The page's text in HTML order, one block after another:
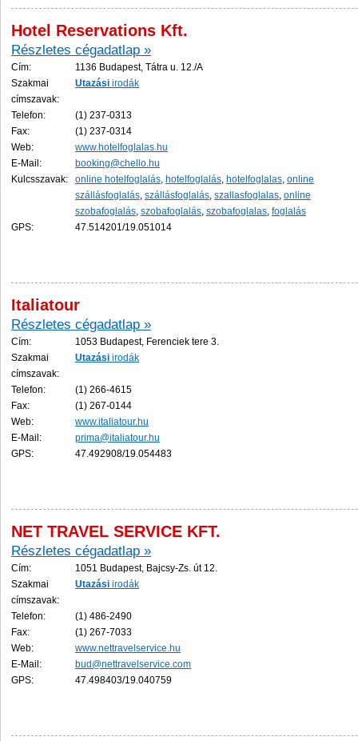
Hotel Reservations Kft.
Részletes cégadatlap »
Cím:
1136 Budapest, Tátra u. 12./A
Szakmai
címszavak:
Utazási irodák
Telefon:
(1) 237-0313
Fax:
(1) 237-0314
Web:
www.hotelfoglalas.hu
E-Mail:
booking@chello.hu
Kulcsszavak:
online hotelfoglalás, hotelfoglalás, hotelfoglalas, online
szállásfoglalás, szállásfoglalás, szallasfoglalas, online
szobafoglalás, szobafoglalás, szobafoglalas, foglalás
GPS:
47.514201/19.051014
Italiatour
Részletes cégadatlap »
Cím:
1053 Budapest, Ferenciek tere 3.
Szakmai
címszavak:
Utazási irodák
Telefon:
(1) 266-4615
Fax:
(1) 267-0144
Web:
www.italiatour.hu
E-Mail:
prima@italiatour.hu
GPS:
47.492908/19.054483
NET TRAVEL SERVICE KFT.
Részletes cégadatlap »
Cím:
1051 Budapest, Bajcsy-Zs. út 12.
Szakmai
címszavak:
Utazási irodák
Telefon:
(1) 486-2490
Fax:
(1) 267-7033
Web:
www.nettravelservice.hu
E-Mail:
bud@nettravelservice.com
GPS:
47.498403/19.040759